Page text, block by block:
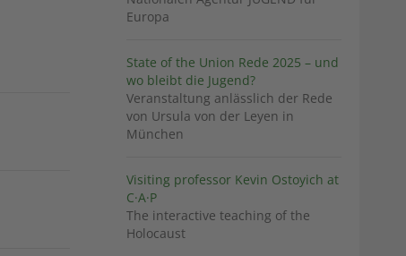
Europa
State of the Union Rede 2025 – und
wo bleibt die Jugend?
Veranstaltung anlässlich der Rede
von Ursula von der Leyen in
München
Visiting professor Kevin Ostoyich at
C·A·P
The interactive teaching of the
Holocaust